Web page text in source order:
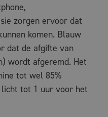
zorgen ervoor dat
komen. Blauw
dat de afgifte van
wordt afgeremd. Het
tot wel 85%
tot 1 uur voor het